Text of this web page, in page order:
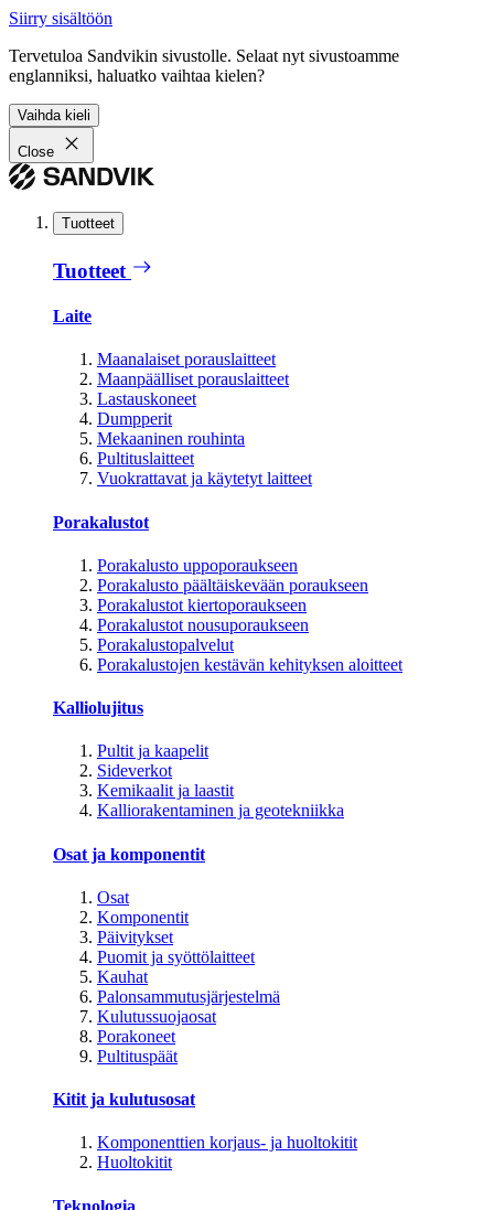
Siirry sisältöön
Tervetuloa Sandvikin sivustolle. Selaat nyt sivustoamme
englanniksi, haluatko vaihtaa kielen?
Vaihda kieli
Close
Tuotteet
Tuotteet
Laite
Maanalaiset porauslaitteet
Maanpäälliset porauslaitteet
Lastauskoneet
Dumpperit
Mekaaninen rouhinta
Pultituslaitteet
Vuokrattavat ja käytetyt laitteet
Porakalustot
Porakalusto uppoporaukseen
Porakalusto päältäiskevään poraukseen
Porakalustot kiertoporaukseen
Porakalustot nousuporaukseen
Porakalustopalvelut
Porakalustojen kestävän kehityksen aloitteet
Kalliolujitus
Pultit ja kaapelit
Sideverkot
Kemikaalit ja laastit
Kalliorakentaminen ja geotekniikka
Osat ja komponentit
Osat
Komponentit
Päivitykset
Puomit ja syöttölaitteet
Kauhat
Palonsammutusjärjestelmä
Kulutussuojaosat
Porakoneet
Pultituspäät
Kitit ja kulutusosat
Komponenttien korjaus- ja huoltokitit
Huoltokitit
Teknologia